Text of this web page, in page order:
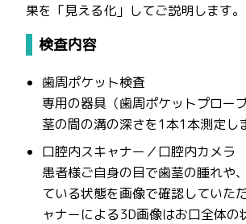
果を「見える化」してご説明します。
検査内容
歯周ポケット検査
専用の器具（歯周ポケットプロー
茎の間の溝の深さを1本1本測定し
口腔内スキャナー／口腔内カメラ
患者様ご自身の目で歯茎の腫れや
ている状態を画像で確認していた
ャナーによる3D画像はお口全体の